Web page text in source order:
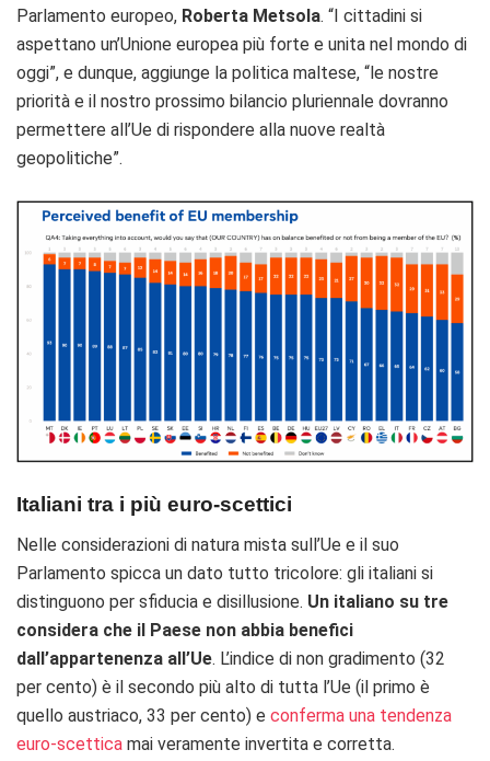
Parlamento europeo, Roberta Metsola. “I cittadini si
aspettano un’Unione europea più forte e unita nel mondo di
oggi”, e dunque, aggiunge la politica maltese, “le nostre
priorità e il nostro prossimo bilancio pluriennale dovranno
permettere all’Ue di rispondere alla nuove realtà
geopolitiche”.
Italiani tra i più euro-scettici
Nelle considerazioni di natura mista sull’Ue e il suo
Parlamento spicca un dato tutto tricolore: gli italiani si
distinguono per sfiducia e disillusione. Un italiano su tre
considera che il Paese non abbia benefici
dall’appartenenza all’Ue. L’indice di non gradimento (32
per cento) è il secondo più alto di tutta l’Ue (il primo è
quello austriaco, 33 per cento) e conferma una tendenza
euro-scettica mai veramente invertita e corretta.